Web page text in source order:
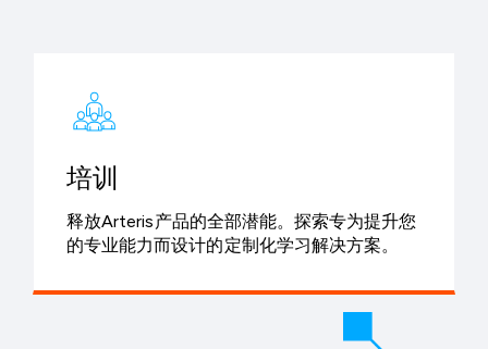
培训
释放Arteris产品的全部潜能。探索专为提升您
的专业能力而设计的定制化学习解决方案。